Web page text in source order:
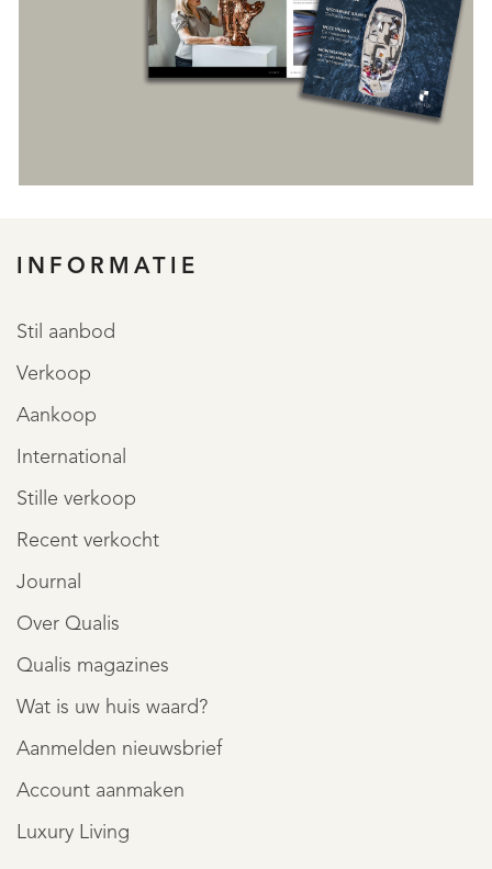
INFORMATIE
Stil aanbod
Verkoop
Aankoop
International
Stille verkoop
Recent verkocht
Journal
Over Qualis
Qualis magazines
Wat is uw huis waard?
Aanmelden nieuwsbrief
Account aanmaken
Luxury Living